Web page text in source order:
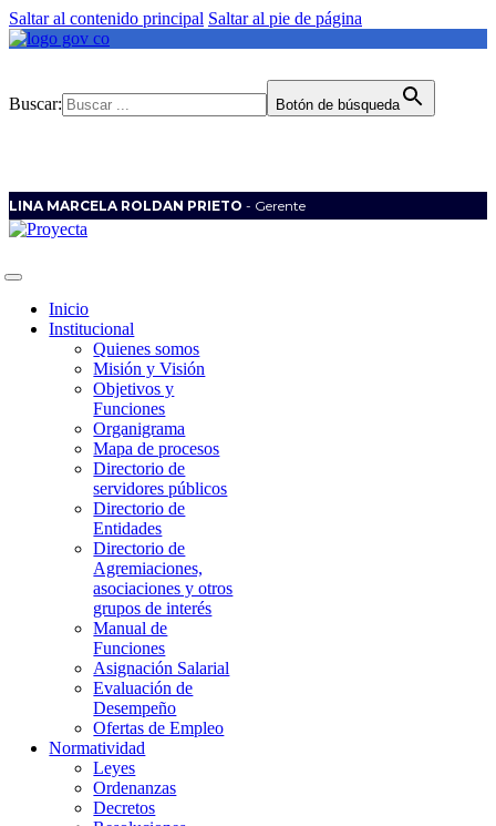
Saltar al contenido principal Saltar al pie de página
Buscar: Botón de búsqueda
LINA MARCELA ROLDAN PRIETO - Gerente
Inicio
Institucional
Quienes somos
Misión y Visión
Objetivos y
Funciones
Organigrama
Mapa de procesos
Directorio de
servidores públicos
Directorio de
Entidades
Directorio de
Agremiaciones,
asociaciones y otros
grupos de interés
Manual de
Funciones
Asignación Salarial
Evaluación de
Desempeño
Ofertas de Empleo
Normatividad
Leyes
Ordenanzas
Decretos